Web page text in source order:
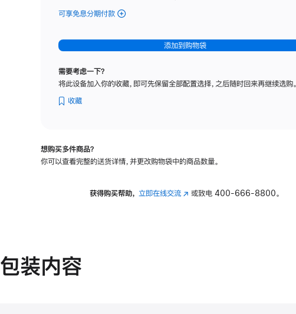
可享免息分期付款 (Studio
-
纳
理
可
斜
添加到购物袋
需要考虑一下？
将此设备加入你的收藏，即可先保留全部配置选择，之后随时回来再继续选购。
收藏
想购买多件商品？
你可以查看完整的送货详情，并更改购物袋中的商品数量。
获得购买帮助， 立即在线交流(在 或致电400-666-8800。
包装内容